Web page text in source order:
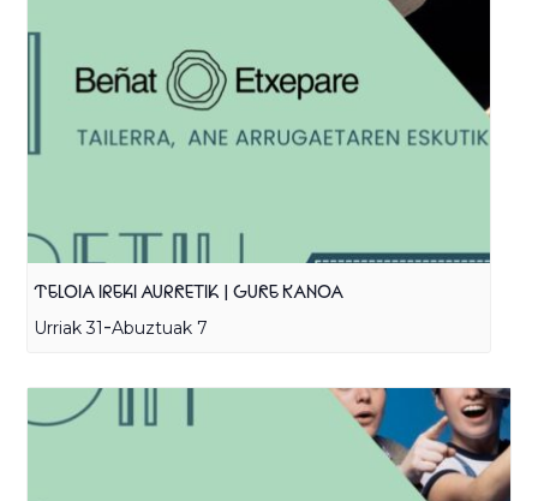
TELOIA IREKI AURRETIK | GURE KANOA
Urriak 31-Abuztuak 7